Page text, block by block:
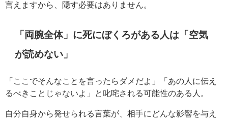
言えますから、隠す必要はありません。
「両腕全体」に死にぼくろがある人は「空気
が読めない」
「ここでそんなことを言ったらダメだよ」「あの人に伝え
るべきことじゃないよ」と叱咤される可能性のある人。
自分自身から発せられる言葉が、相手にどんな影響を与え